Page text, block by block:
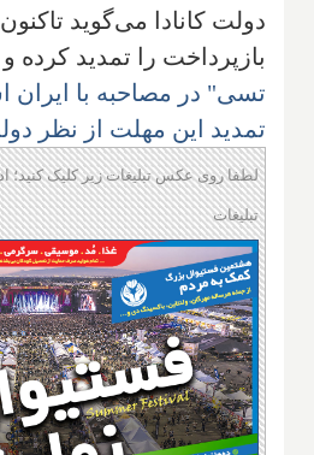
دولت کانادا می‌گوید
بازپرداخت را تمدید کرده و
تسی" در مصاحبه با ایران
تمدید این مهلت از نظر
لطفا روی عکس تبلیغات زیر کلیک کنید؛
تبلیغات